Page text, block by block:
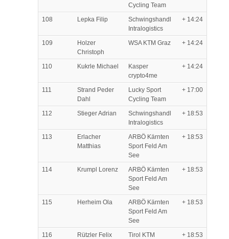
Cycling Team
108 Lepka Filip
Schwingshandl
Intralogistics
+ 14:24
109
Holzer
Christoph
WSA KTM Graz + 14:24
110 Kukrle Michael
Kasper
crypto4me
+ 14:24
111
Strand Peder
Dahl
Lucky Sport
Cycling Team
+ 17:00
112 Stieger Adrian
Schwingshandl
Intralogistics
+ 18:53
113
Erlacher
Matthias
ARBÖ Kärnten
Sport Feld Am
See
+ 18:53
114 Krumpl Lorenz
ARBÖ Kärnten
Sport Feld Am
See
+ 18:53
115 Herheim Ola
ARBÖ Kärnten
Sport Feld Am
See
+ 18:53
116 Rützler Felix
Tirol KTM
+ 18:53